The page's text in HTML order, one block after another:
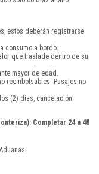
estos deberán registrarse
consumo a bordo.
que traslade dentro de su
mayor de edad.
reembolsables. Pasajes no
(2) días, cancelación
Completar 24 a 48